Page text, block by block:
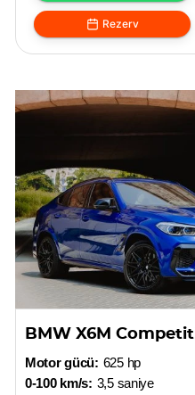
Rezerv
BMW X6M
Motor gücü: 625 hp
0-100 km/s: 3,5 saniye